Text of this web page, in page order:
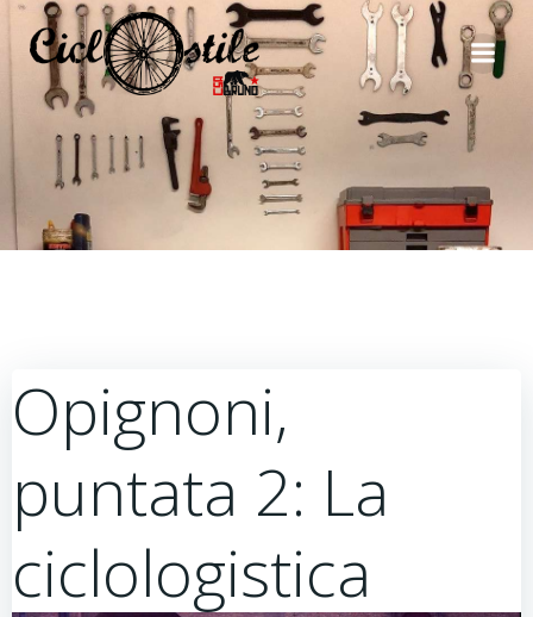
Vai
al
contenuto
Opignoni,
puntata 2: La
ciclologistica